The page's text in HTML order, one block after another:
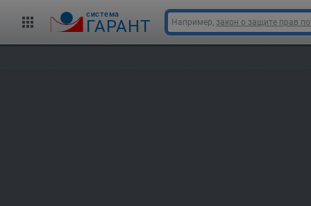
cистема
ГАРАНТ Например, закон о защите прав